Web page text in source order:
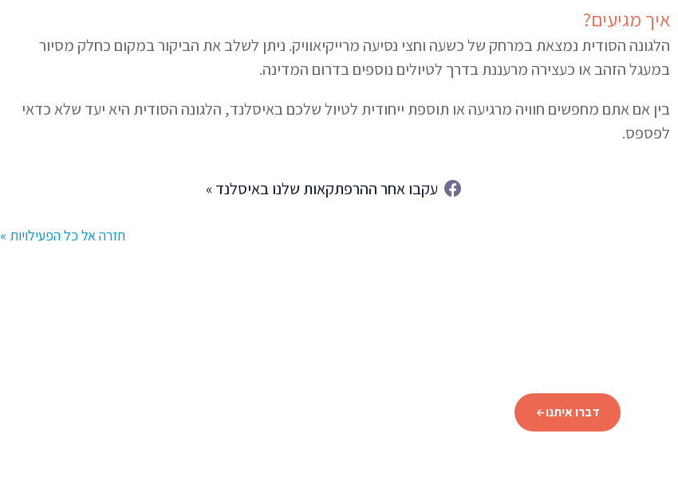
איך מגיעים?
הלגונה הסודית נמצאת במרחק של כשעה וחצי נסיעה מרייקיאוויק. ניתן לשלב את הביקור במקום כחלק מסיור
במעגל הזהב או כעצירה מרעננת בדרך לטיולים נוספים בדרום המדינה.
בין אם אתם מחפשים חוויה מרגיעה או תוספת ייחודית לטיול שלכם באיסלנד, הלגונה הסודית היא יעד שלא כדאי
לפספס.
עקבו אחר ההרפתקאות שלנו באיסלנד »
חזרה אל כל הפעילויות »
דברו איתנו